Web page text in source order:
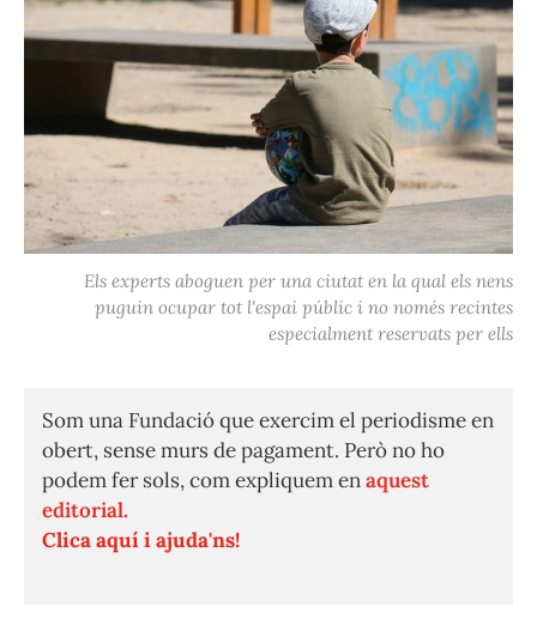
Els experts aboguen per una ciutat en la qual els nens
puguin ocupar tot l'espai públic i no només recintes
especialment reservats per ells
Som una Fundació que exercim el periodisme en
obert, sense murs de pagament. Però no ho
podem fer sols, com expliquem enaquest
editorial.
Clica aquí i ajuda'ns!